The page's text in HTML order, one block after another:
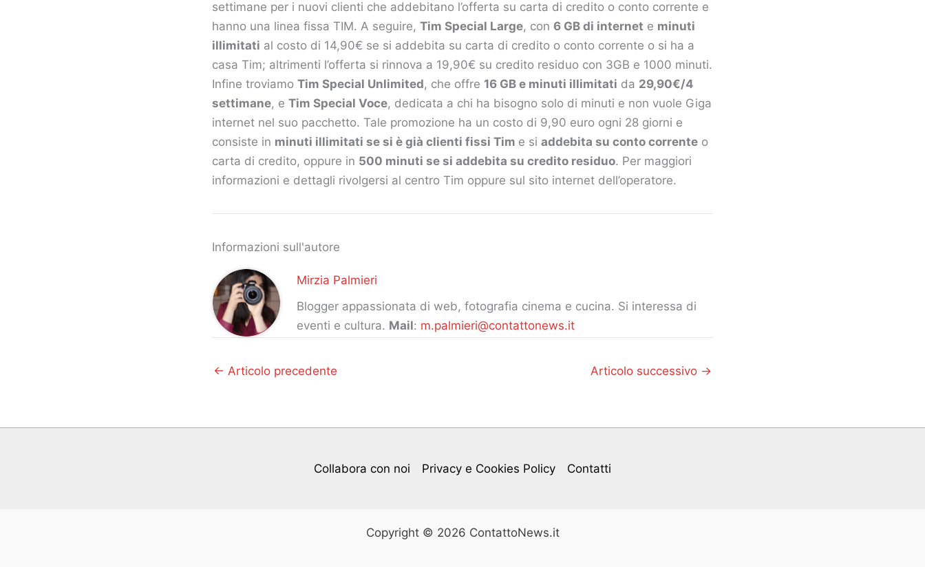
settimane per i nuovi clienti che addebitano l’offerta su carta di credito o conto corrente e
hanno una linea fissa TIM. A seguire, Tim Special Large, con 6 GB di internet e minuti
illimitati al costo di 14,90€ se si addebita su carta di credito o conto corrente o si ha a
casa Tim; altrimenti l’offerta si rinnova a 19,90€ su credito residuo con 3GB e 1000 minuti.
Infine troviamo Tim Special Unlimited, che offre 16 GB e minuti illimitati da 29,90€/4
settimane, e Tim Special Voce, dedicata a chi ha bisogno solo di minuti e non vuole Giga
internet nel suo pacchetto. Tale promozione ha un costo di 9,90 euro ogni 28 giorni e
consiste in minuti illimitati se si è già clienti fissi Tim e si addebita su conto corrente o
carta di credito, oppure in 500 minuti se si addebita su credito residuo. Per maggiori
informazioni e dettagli rivolgersi al centro Tim oppure sul sito internet dell’operatore.
Informazioni sull'autore
Mirzia Palmieri
Blogger appassionata di web, fotografia cinema e cucina. Si interessa di
eventi e cultura. Mail: m.palmieri@contattonews.it
← Articolo precedente Articolo successivo →
Collabora con noi Privacy e Cookies Policy Contatti
Copyright © 2026 ContattoNews.it